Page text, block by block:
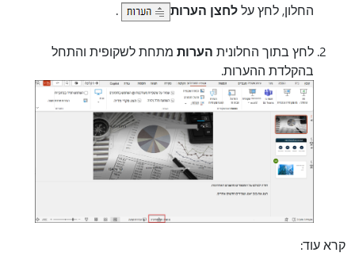
החלון, לחץ עללחצן הערות .
לחץ בתוך החלונית הערות מתחת לשקופית והתחל
בהקלדת ההערות.
קרא עוד: